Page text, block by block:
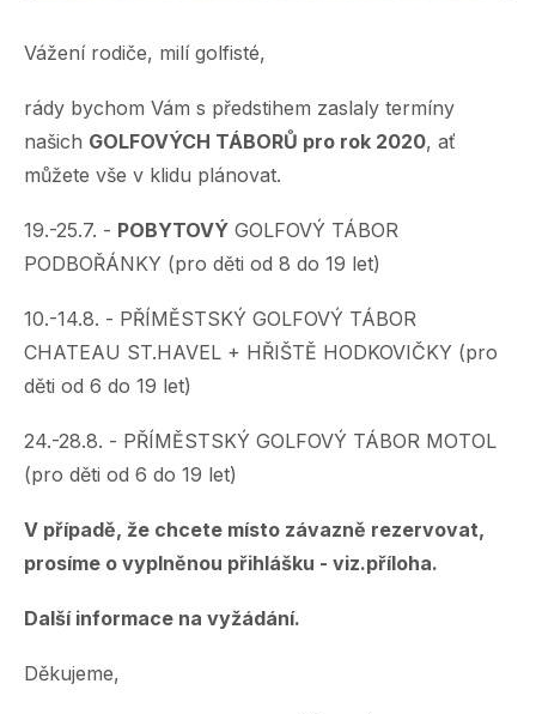
Vážení rodiče, milí golfisté,
rády bychom Vám s předstihem zaslaly termíny
našich GOLFOVÝCH TÁBORŮ pro rok 2020, ať
můžete vše v klidu plánovat.
19.-25.7. - POBYTOVÝ GOLFOVÝ TÁBOR
PODBOŘÁNKY (pro děti od 8 do 19 let)
10.-14.8. - PŘÍMĚSTSKÝ GOLFOVÝ TÁBOR
CHATEAU ST.HAVEL + HŘIŠTĚ HODKOVIČKY (pro
děti od 6 do 19 let)
24.-28.8. - PŘÍMĚSTSKÝ GOLFOVÝ TÁBOR MOTOL
(pro děti od 6 do 19 let)
V případě, že chcete místo závazně rezervovat,
prosíme o vyplněnou přihlášku - viz.příloha.
Další informace na vyžádání.
Děkujeme,